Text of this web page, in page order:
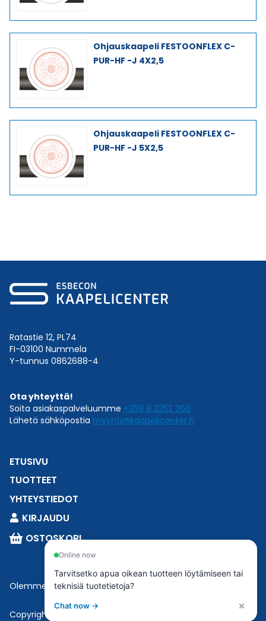
Ohjauskaapeli FESTOONFLEX C-
PUR-HF -J 4X2,5
Ohjauskaapeli FESTOONFLEX C-
PUR-HF -J 5X2,5
Ratastie 12, PL74
FI-03100 Nummela
Y-tunnus 0862688-4
Ota yhteyttä!
Soita asiakaspalveluumme +358 9 2252 260
Lähetä sähköpostia myynti@kaapelicenter.fi
ETUSIVU
TUOTTEET
YHTEYSTIEDOT
KIRJAUDU
OSTOSKORI
Olemme osaEsbeconia.
Copyright © 2023 Esbecon | All Rights Reserved
Online now
Tarvitsetko apua oikean tuotteen löytämiseen tai
teknisiä tuotetietoja?
Chat now → ×